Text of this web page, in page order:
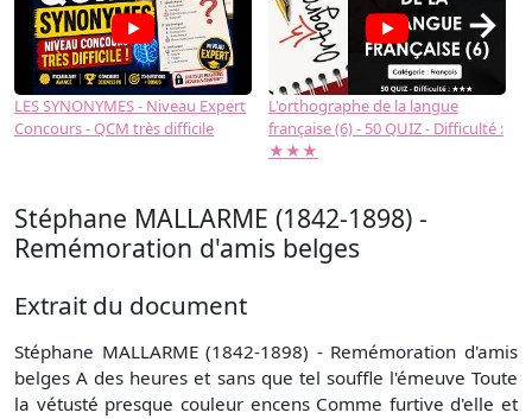
LES SYNONYMES - Niveau Expert
Concours - QCM très difficile
L'orthographe de la langue
française (6) - 50 QUIZ - Difficulté :
★★★
→
Stéphane MALLARME (1842-1898) -
Remémoration d'amis belges
Extrait du document
Stéphane MALLARME (1842-1898) - Remémoration d'amis
belges A des heures et sans que tel souffle l'émeuve Toute
la vétusté presque couleur encens Comme furtive d'elle et